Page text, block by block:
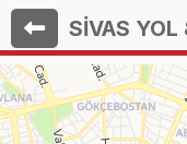
SİVAS YOL